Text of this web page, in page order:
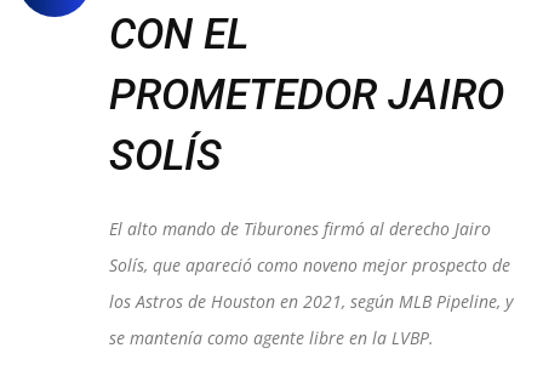
CON EL
PROMETEDOR JAIRO
SOLÍS
El alto mando de Tiburones firmó al derecho Jairo
Solís, que apareció como noveno mejor prospecto de
los Astros de Houston en 2021, según MLB Pipeline, y
se mantenía como agente libre en la LVBP.